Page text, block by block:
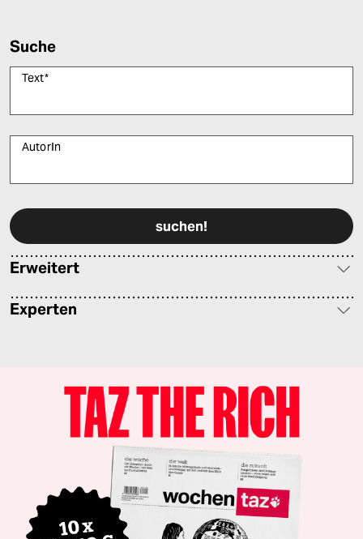
Suche
Text*
AutorIn
Erweitert
Experten